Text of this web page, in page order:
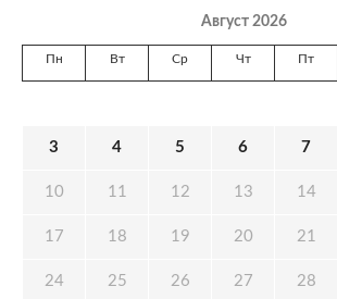
Август 2026
Пн Вт Ср Чт Пт
3 4 5 6 7
10 11 12 13 14
17 18 19 20 21
24 25 26 27 28